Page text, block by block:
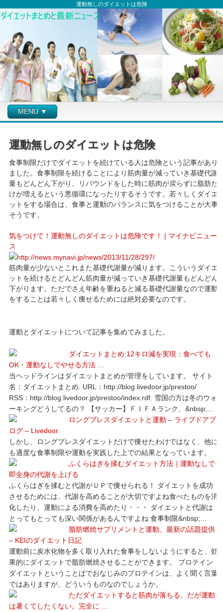
運動無しのダイエットは危険
MENU ▼
運動無しのダイエットは危険
食事制限だけでダイエットを続けている人は危険という記事があり
ました。食事制限を続けることにより筋肉量が減っていき基礎代謝
量もどんどん下がり、リバウンドをした時に筋肉が戻らずに脂肪だ
けが増えるという悪循環になったりするそうです。若々しくダイエ
ットをする場合は、食事と運動のバランスに気をつけることが大事
そうです。
気をつけて！運動無しのダイエットは危険です！ | マイナビニュー
ス
筋肉量が少ないとこれまた基礎代謝量が減ります。こういうダイエ
ットを続けるとどんどん筋肉量が減っていき基礎代謝量もどんどん
下がります。ただでさえ年齢を重ねると減る基礎代謝量なので運動
をすることは若々しく痩せるためには絶対必要なのです。
運動とダイエットについて記事を集めてみました。
ダイエットまとめ:12キロ減を実現：食べても
OK・運動なしでやせる方法 …
当ヘッドラインはダイエットまとめが管理をしています。 サイト
名：ダイエットまとめ. URL：http://blog.livedoor.jp/prestoo/
RSS：http://blog.livedoor.jp/prestoo/index.rdf. 雪国の方は冬のウォ
ーキングどうしてるの？ 【サッカー】ＦＩＦＡランク、&nbsp;…
ロングブレスダイエットと運動 – ライブドアブ
ログ – Livedoor
しかし、ロングブレスダイエットだけで痩せたわけではなく、他に
も適度な食事制限や運動を実践した上での結果となっています。
ふくらはぎを揉むダイエット方法｜運動なしで
即全身の代謝を上げる
ふくらはぎを揉むと代謝がＵＰで痩せられる！ ダイエットを成功
させるためには、代謝を高めることが大切ですよね食べたものを消
化したり、運動による消費を高めたり・・・ ダイエットと代謝は
とってもとっても深い関係があるんですよね 食事制限&nbsp;…
脂肪燃焼サプリメントと運動、最新の話題提供
– KEIのダイエット日記
運動前に炭水化物を多く取り入れた食事をしないようにすると、効
果的にダイエットで脂肪燃焼させることができます。 プロテイン
ダイエットということばでおなじみのプロテインは、よく聞く言葉
ではありますが、どういうものなのでしょうか。
ただダイエットすると筋肉が落ちる。だが運動
は暑くてしたくない。完全に …